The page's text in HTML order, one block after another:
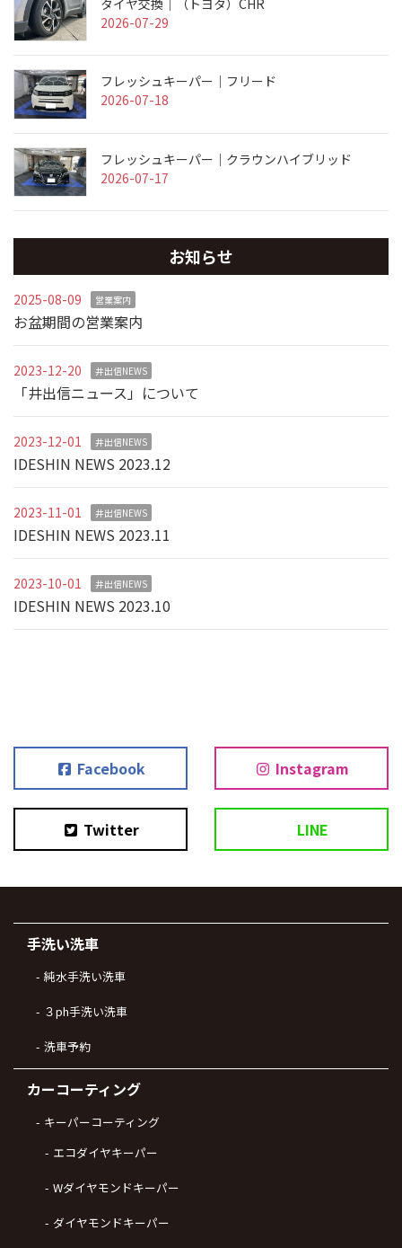
タイヤ交換｜（トヨタ）CHR
2026-07-29
フレッシュキーパー｜フリード
2026-07-18
フレッシュキーパー｜クラウンハイブリッド
2026-07-17
お知らせ
2025-08-09 営業案内
お盆期間の営業案内
2023-12-20 井出信NEWS
「井出信ニュース」について
2023-12-01 井出信NEWS
IDESHIN NEWS 2023.12
2023-11-01 井出信NEWS
IDESHIN NEWS 2023.11
2023-10-01 井出信NEWS
IDESHIN NEWS 2023.10
Facebook Instagram
Twitter LINE
手洗い洗車
純水手洗い洗車
３ph手洗い洗車
洗車予約
カーコーティング
キーパーコーティング
エコダイヤキーパー
Wダイヤモンドキーパー
ダイヤモンドキーパー